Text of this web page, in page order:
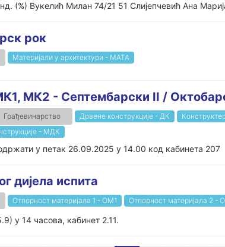
(%) Вукелић Милан 74/21 51 Слијепчевић Ана
рок
Материјали у архитектури - МАТА
МК2 - Септембарски II /
Грађевинарство Дрвене конструкције - ДК
- МДК
у петак 26.09.2025 у 14.00 код кабинета 207
дијела испита
Отпорност материјала 1 - ОМ1 Отпорност материјала 2 -
у 14 часова, кабинет 2.11.